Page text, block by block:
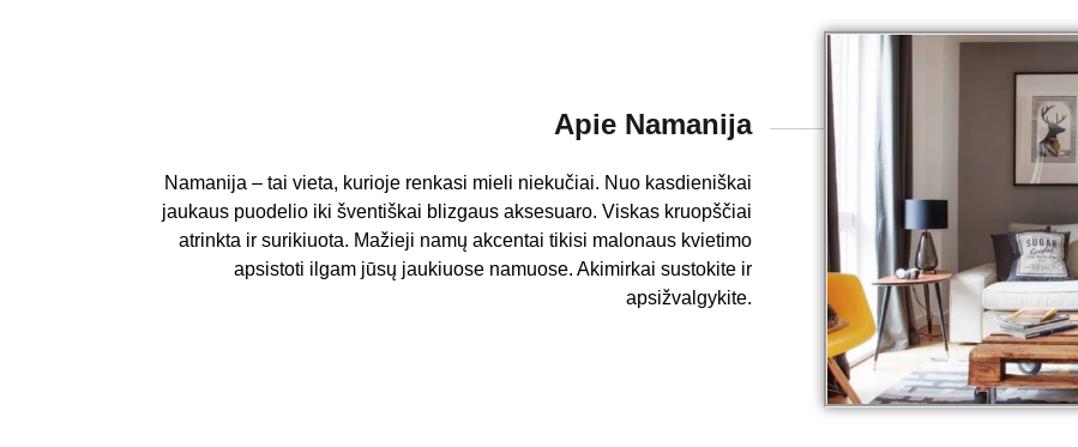
Apie Namanija
Namanija – tai vieta, kurioje renkasi mieli niekučiai. Nuo kasdieniškai
jaukaus puodelio iki šventiškai blizgaus aksesuaro. Viskas kruopščiai
atrinkta ir surikiuota. Mažieji namų akcentai tikisi malonaus kvietimo
apsistoti ilgam jūsų jaukiuose namuose. Akimirkai sustokite ir
apsižvalgykite.